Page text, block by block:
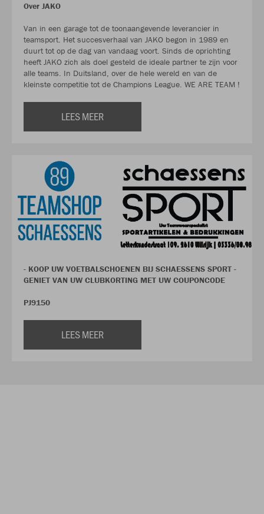
Over JAKO
Van in een garage tot de toonaangevende leverancier in
teamsport. Het succesverhaal van JAKO begon in 1989 en
duurt tot op de dag van vandaag voort. Sinds de oprichting
heeft JAKO zich als doel gesteld de ideale partner te zijn voor
alle teams. In Duitsland, over de hele wereld en van de
kleinste competitie tot de Champions League. WE ARE TEAM !
LEES MEER
- KOOP UW VOETBALSCHOENEN BIJ SCHAESSENS SPORT -
GENIET VAN UW CLUBKORTING MET UW COUPONCODE
PJ9150
LEES MEER